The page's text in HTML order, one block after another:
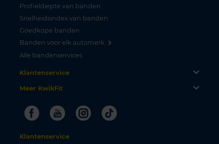
Profieldiepte van banden
Snelheidsindex van banden
Goedkope banden
Banden voor elk automerk
Alle bandenservices
Klantenservice
Meer KwikFit
FacebookYoutubeInstagram
Tiktok
Klantenservice